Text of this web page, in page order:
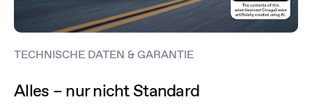
TECHNISCHE DATEN & GARANTIE
Alles – nur nicht Standard